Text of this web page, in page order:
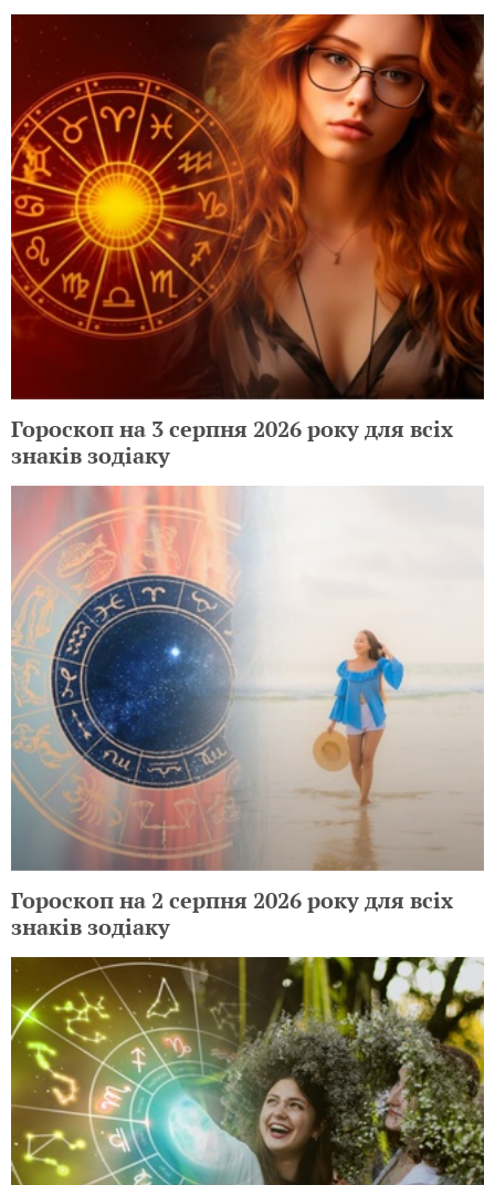
Гороскоп на 3 серпня 2026 року для всіх
знаків зодіаку
Гороскоп на 2 серпня 2026 року для всіх
знаків зодіаку